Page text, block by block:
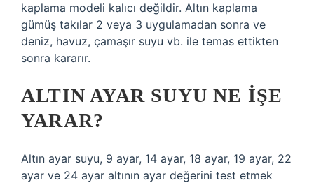
kaplama modeli kalıcı değildir. Altın kaplama
gümüş takılar 2 veya 3 uygulamadan sonra ve
deniz, havuz, çamaşır suyu vb. ile temas ettikten
sonra kararır.
ALTIN AYAR SUYU NE IŞE
YARAR?
Altın ayar suyu, 9 ayar, 14 ayar, 18 ayar, 19 ayar, 22
ayar ve 24 ayar altının ayar değerini test etmek